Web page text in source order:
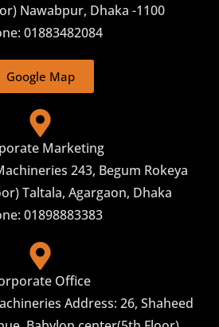
Nawabpur, Dhaka -1100
01883482084
Google Map
01898883383
Marketing
243, Begum Rokeya
Taltala, Agargaon, Dhaka
Office
Address: 26, Shaheed